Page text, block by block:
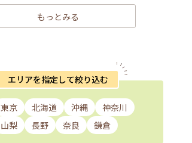
もっとみる
エリアを指定して絞り込む
東京 北海道 沖縄
神奈川
山梨 長野 奈良 鎌倉